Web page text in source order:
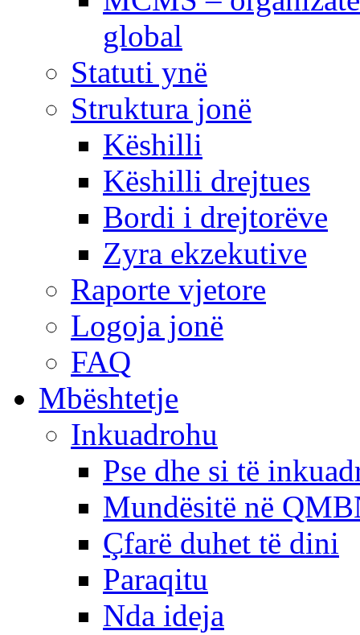
global
Statuti ynë
Struktura jonë
Këshilli
Këshilli drejtues
Bordi i drejtorëve
Zyra ekzekutive
Raporte vjetore
Logoja jonë
FAQ
Mbështetje
Inkuadrohu
Pse dhe si të
Mundësitë në
Çfarë duhet të dini
Paraqitu
Nda ideja